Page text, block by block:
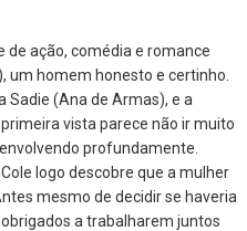
de ação, comédia e romance
um homem honesto e certinho.
Sadie (Ana de Armas), e a
vista parece não ir muito
profundamente.
logo descobre que a mulher
mesmo de decidir se haveria
a trabalharem juntos